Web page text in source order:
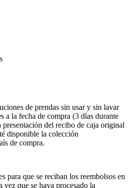
de prendas sin usar y sin lavar
a la fecha de compra (3 días durante
del recibo de caja original
disponible la colección
de compra.
para que se reciban los reembolsos en
que se haya procesado la